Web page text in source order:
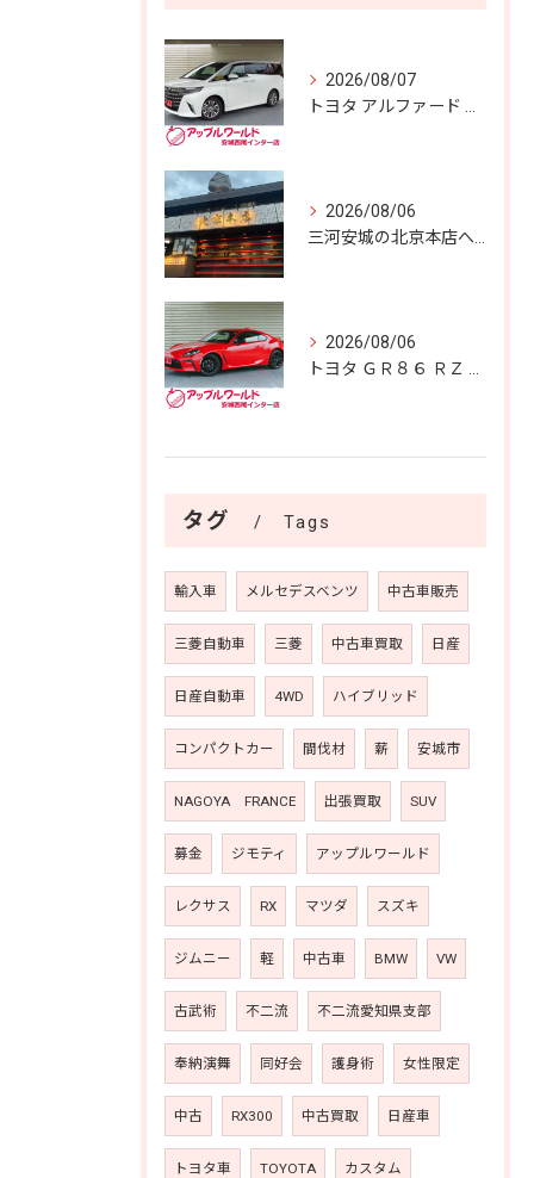
2026/08/07
2026/08/06
2026/08/06
タグ Tags
輸入車 メルセデスベンツ 中古車販売
三菱自動車 三菱 中古車買取 日産
日産自動車 4WD ハイブリッド
コンパクトカー 間伐材 薪 安城市
NAGOYA FRANCE 出張買取 SUV
募金 ジモティ アップルワールド
レクサス RX マツダ スズキ
ジムニー 軽 中古車 BMW VW
古武術 不二流 不二流愛知県支部
奉納演舞 同好会 護身術 女性限定
中古 RX300 中古買取 日産車
トヨタ車 TOYOTA カスタム